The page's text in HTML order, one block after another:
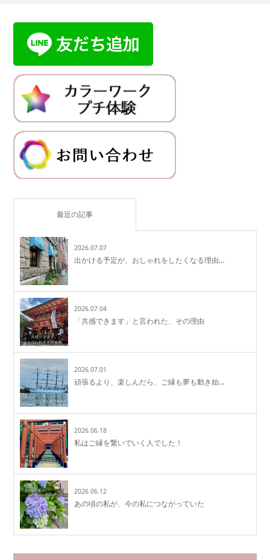
最近の記事
2026.07.07
出かける予定が、おしゃれをしたくなる理由…
2026.07.04
「共感できます」と言われた、その理由
2026.07.01
頑張るより、楽しんだら、ご縁も夢も動き始…
2026.06.18
私はご縁を繋いでいく人でした！
2026.06.12
あの頃の私が、今の私につながっていた